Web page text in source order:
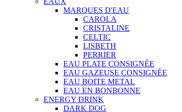
MARQUES D'EAU
CAROLA
CRISTALINE
CELTIC
LISBETH
PERRIER
EAU PLATE CONSIGNÉE
EAU GAZEUSE CONSIGNÉE
EAU BOITE METAL
EAU EN BONBONNE
ENERGY DRINK
DARK DOG